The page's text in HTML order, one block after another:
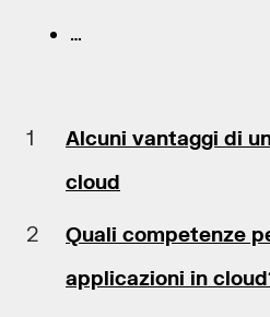
…
Alcuni vantaggi di
cloud
Quali competenze
applicazioni in